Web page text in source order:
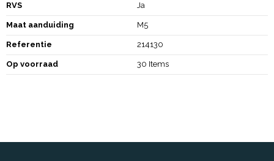
RVS Ja
Maat aanduiding M5
Referentie 214130
Op voorraad 30 Items